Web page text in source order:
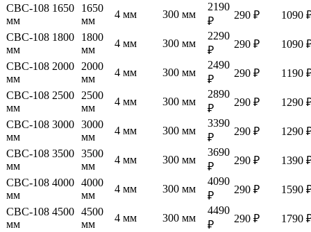
СВС-108 1650
мм
1650
мм
4 мм 300 мм
2190
₽
290 ₽
1090
СВС-108 1800
мм
1800
мм
4 мм 300 мм
2290
₽
290 ₽
1090
СВС-108 2000
мм
2000
мм
4 мм 300 мм
2490
₽
290 ₽
1190
СВС-108 2500
мм
2500
мм
4 мм 300 мм
2890
₽
290 ₽
1290
СВС-108 3000
мм
3000
мм
4 мм 300 мм
3390
₽
290 ₽
1290
СВС-108 3500
мм
3500
мм
4 мм 300 мм
3690
₽
290 ₽
1390
СВС-108 4000
мм
4000
мм
4 мм 300 мм
4090
₽
290 ₽
1590
СВС-108 4500
мм
4500
мм
4 мм 300 мм
4490
₽
290 ₽
1790